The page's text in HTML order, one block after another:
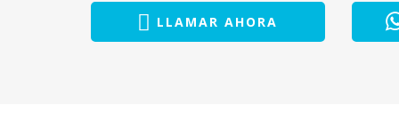
LLAMAR AHORA